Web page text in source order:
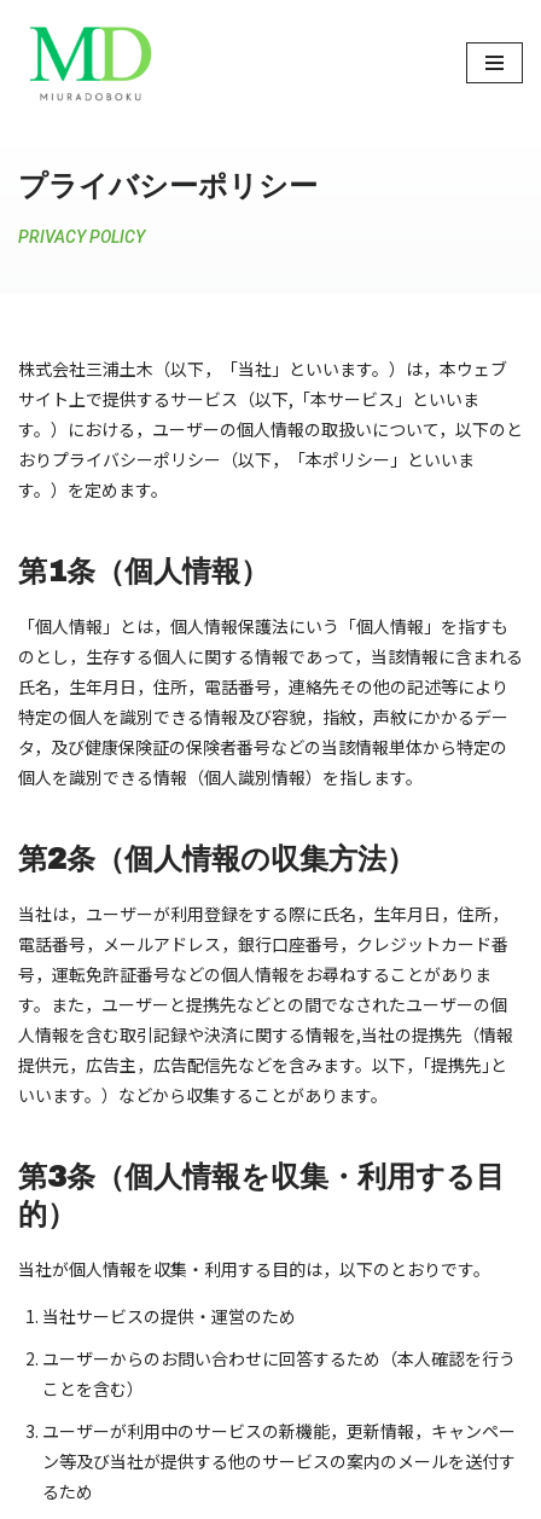
ツ
ス
プライバシーポリシー
PRIVACY POLICY
株式会社三浦土木（以下，「当社」といいます。）は，本ウェブ
サイト上で提供するサービス（以下,「本サービス」といいま
す。）における，ユーザーの個人情報の取扱いについて，以下のと
おりプライバシーポリシー（以下，「本ポリシー」といいま
す。）を定めます。
第1条（個人情報）
「個人情報」とは，個人情報保護法にいう「個人情報」を指すも
のとし，生存する個人に関する情報であって，当該情報に含まれる
氏名，生年月日，住所，電話番号，連絡先その他の記述等により
特定の個人を識別できる情報及び容貌，指紋，声紋にかかるデー
タ，及び健康保険証の保険者番号などの当該情報単体から特定の
個人を識別できる情報（個人識別情報）を指します。
第2条（個人情報の収集方法）
当社は，ユーザーが利用登録をする際に氏名，生年月日，住所，
電話番号，メールアドレス，銀行口座番号，クレジットカード番
号，運転免許証番号などの個人情報をお尋ねすることがありま
す。また，ユーザーと提携先などとの間でなされたユーザーの個
人情報を含む取引記録や決済に関する情報を,当社の提携先（情報
提供元，広告主，広告配信先などを含みます。以下，｢提携先｣と
いいます。）などから収集することがあります。
第3条（個人情報を収集・利用する目
的）
当社が個人情報を収集・利用する目的は，以下のとおりです。
当社サービスの提供・運営のため
ユーザーからのお問い合わせに回答するため（本人確認を行う
ことを含む）
ユーザーが利用中のサービスの新機能，更新情報，キャンペー
ン等及び当社が提供する他のサービスの案内のメールを送付す
るため